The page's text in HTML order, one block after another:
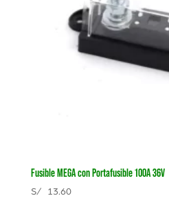
Fusible MEGA con Portafusible 100A 36V
S/13.60